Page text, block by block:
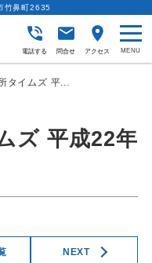
竹鼻町2635
電話する 問合せ アクセス
タイムズ 平...
ズ 平成22年
NEXT